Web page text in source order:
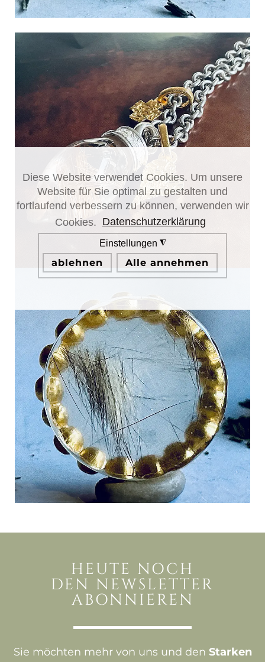
Diese Website verwendet Cookies. Um unsere
Website für Sie optimal zu gestalten und
fortlaufend verbessern zu können, verwenden wir
Cookies. Datenschutzerklärung
Einstellungen ◮
ablehnen Alle annehmen
HEUTE NOCH
DEN NEWSLETTER
ABONNIEREN
Sie möchten mehr von uns und den Starken